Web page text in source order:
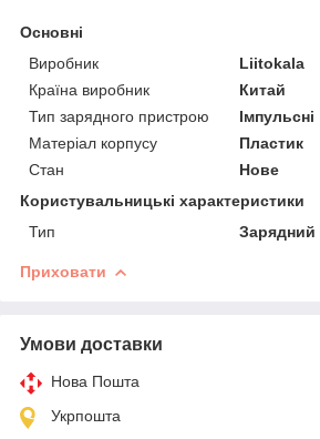
Основні
Виробник
Liitokala
Країна виробник
Китай
Тип зарядного пристрою
Імпульсні
Матеріал корпусу
Пластик
Стан
Нове
Користувальницькі характеристики
Тип
Зарядний
Приховати
Умови доставки
Нова Пошта
Укрпошта